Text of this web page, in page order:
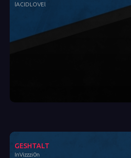
lACIDLOVEl
GESHTALT
InVizzzi0n